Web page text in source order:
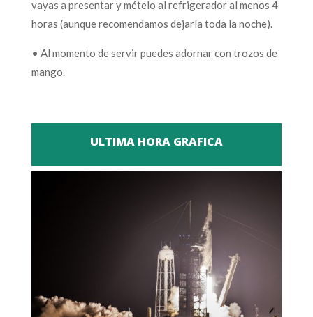
vayas a presentar y mételo al refrigerador al menos 4
horas (aunque recomendamos dejarla toda la noche).
• Al momento de servir puedes adornar con trozos de
mango.
ULTIMA HORA GRAFICA